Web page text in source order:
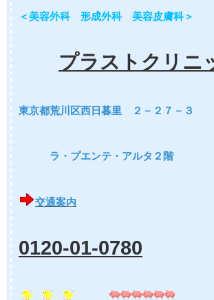
＜美容外科 形成外科 美容皮膚科＞
プラストクリニ
東京都荒川区西日暮里 ２－２７－３
ラ・プエンテ・アルタ２階
交通案内
0120-01-0780